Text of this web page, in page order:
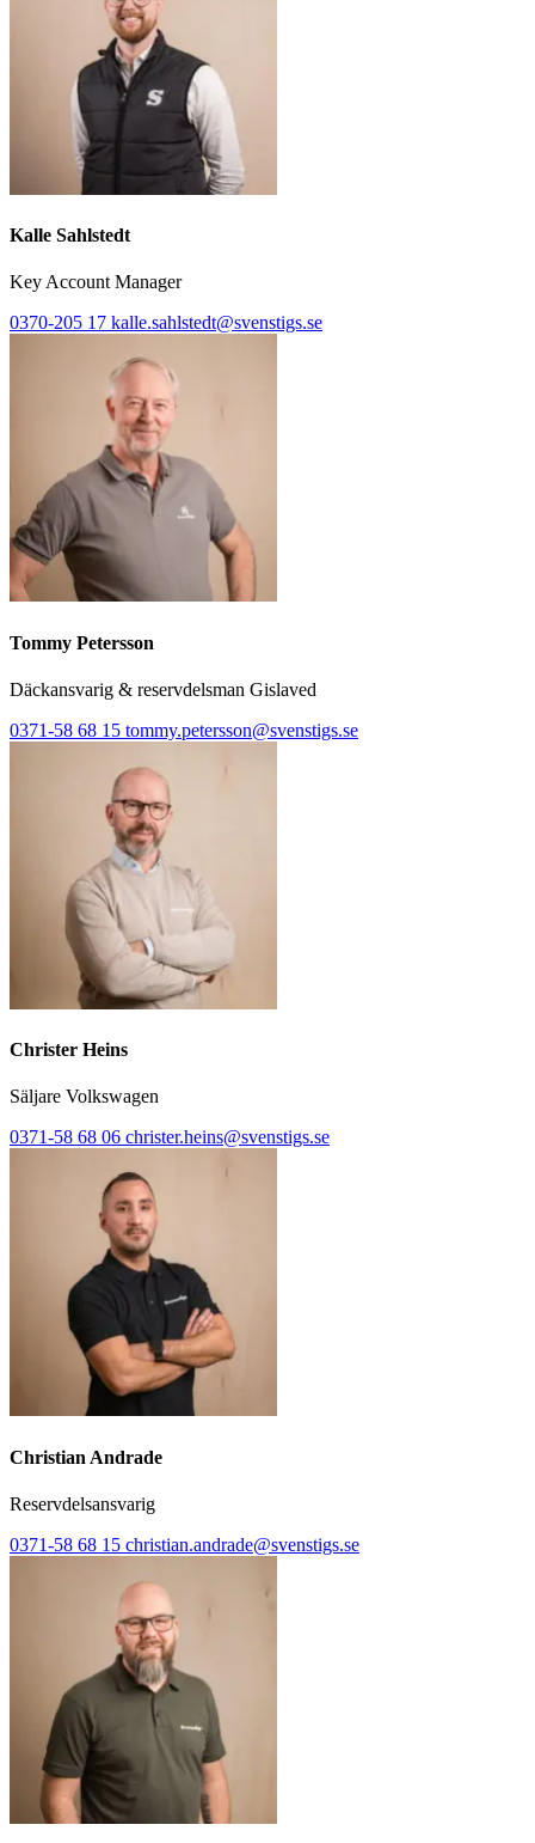
Kalle Sahlstedt
Key Account Manager
0370-205 17 kalle.sahlstedt@svenstigs.se
Tommy Petersson
Däckansvarig & reservdelsman Gislaved
0371-58 68 15 tommy.petersson@svenstigs.se
Christer Heins
Säljare Volkswagen
0371-58 68 06 christer.heins@svenstigs.se
Christian Andrade
Reservdelsansvarig
0371-58 68 15 christian.andrade@svenstigs.se